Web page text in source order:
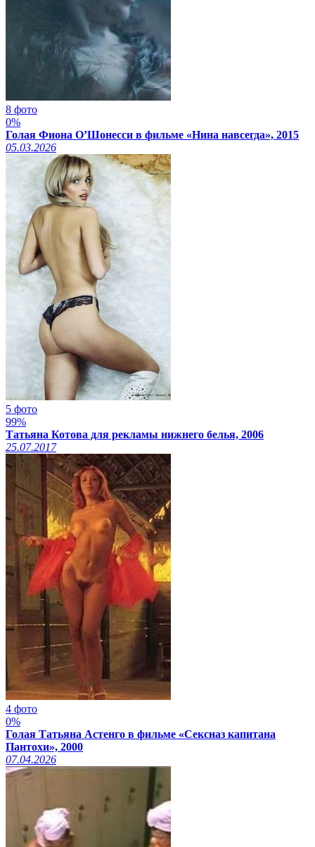
8 фото
0%
Голая Фиона О’Шонесси в фильме «Нина навсегда», 2015
05.03.2026
5 фото
99%
Татьяна Котова для рекламы нижнего белья, 2006
25.07.2017
4 фото
0%
Голая Татьяна Астенго в фильме «Сексназ капитана
Пантохи», 2000
07.04.2026